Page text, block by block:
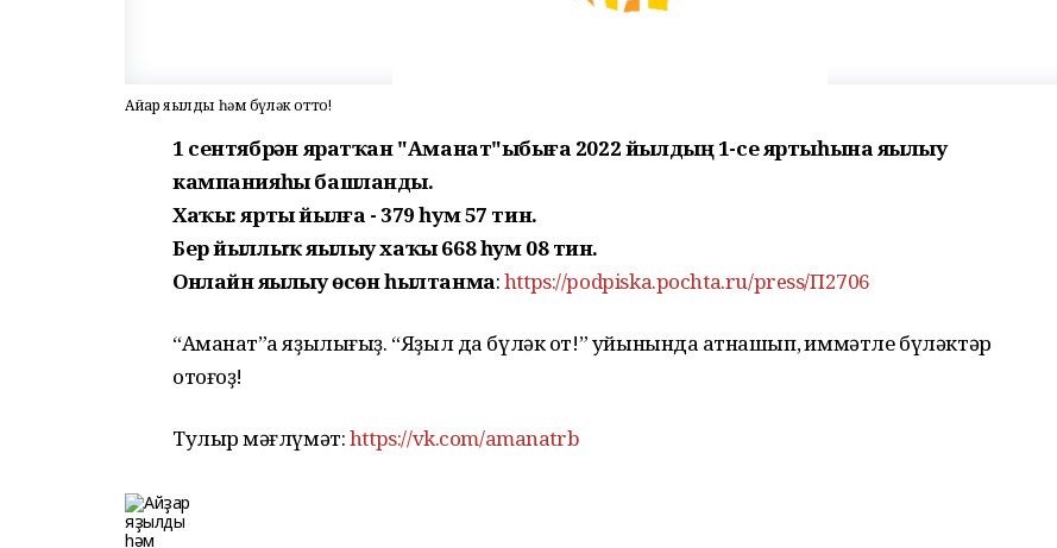
Айҙар яҙылды һәм бүләк отто!
1 сентябрҙән яратҡан "Аманат"ыбыҙға 2022 йылдың 1-се яртыһына яҙылыу
кампанияһы башланды.
Хаҡы: ярты йылға - 379 һум 57 тин.
Бер йыллыҡ яҙылыу хаҡы 668 һум 08 тин.
Онлайн яҙылыу өсөн һылтанма:https://podpiska.pochta.ru/press/П2706
“Аманат”ҡа яҙылығыҙ. “Яҙыл да бүләк от!” уйынында ҡатнашып, ҡиммәтле бүләктәр
отоғоҙ!
Тулырҡ мәғлүмәт:https://vk.com/amanatrb